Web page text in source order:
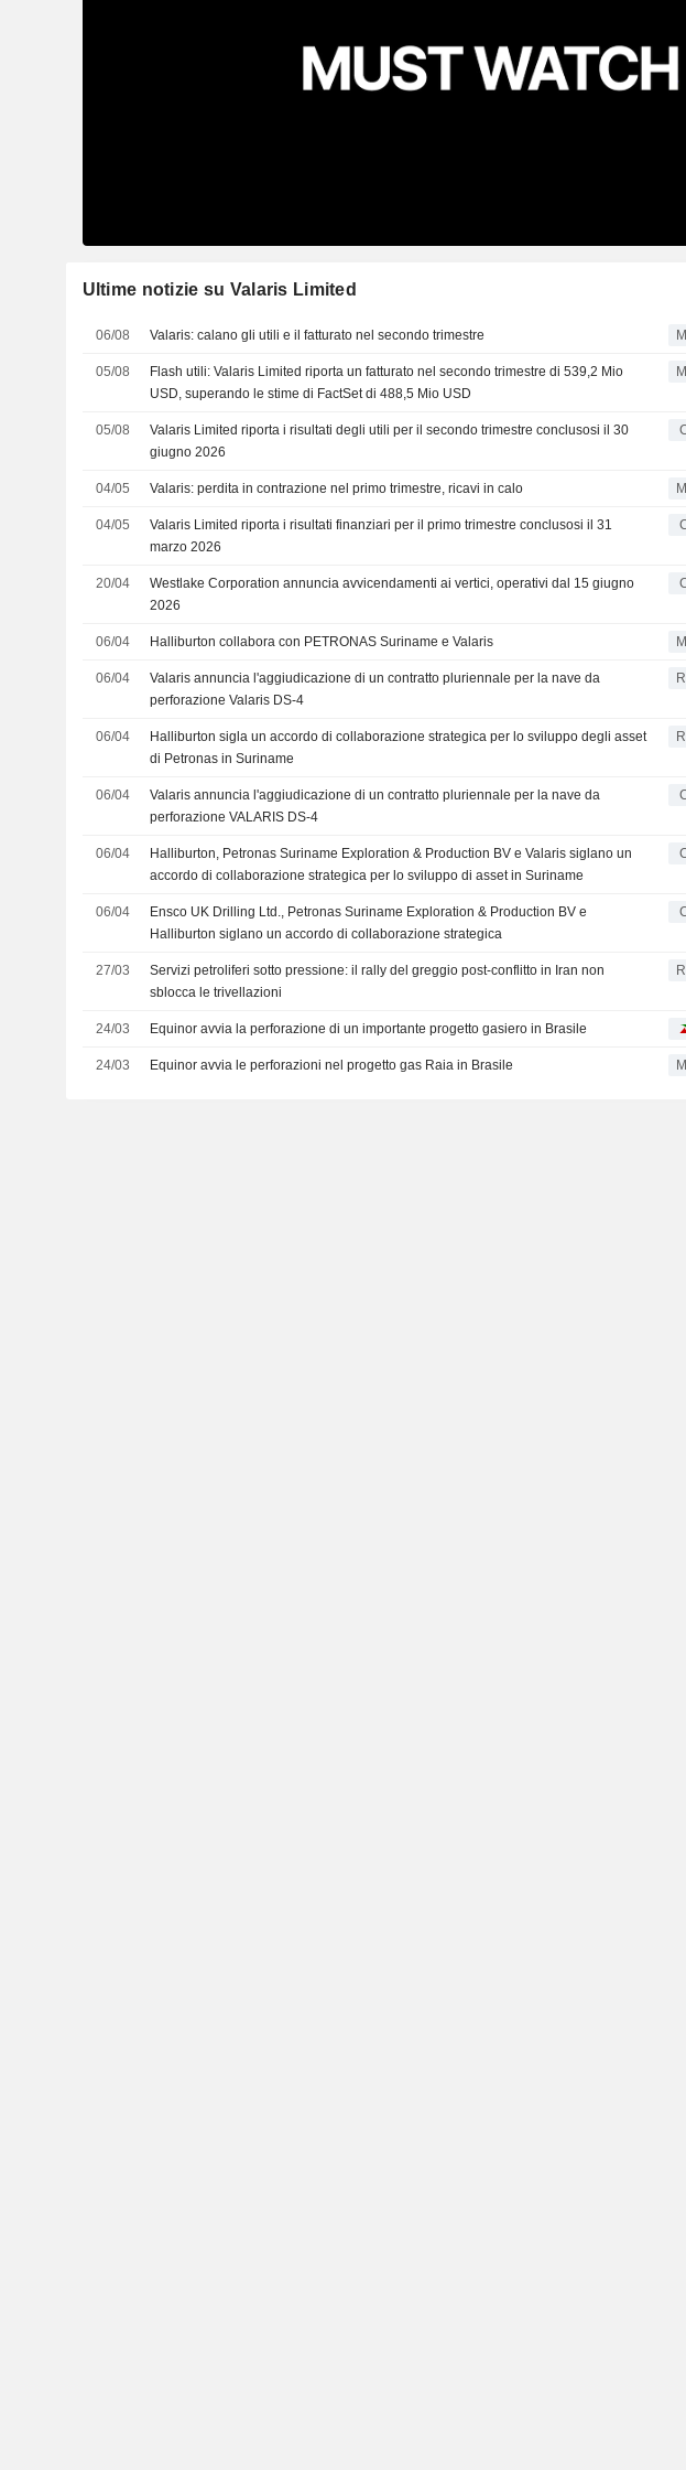
Ultime notizie su Valaris Limited
06/08 Valaris: calano gli utili e il fatturato nel secondo trimestre
05/08
Flash utili: Valaris Limited riporta un fatturato nel secondo trimestre di 539,2 Mio
USD, superando le stime di FactSet di 488,5 Mio USD
05/08
Valaris Limited riporta i risultati degli utili per il secondo trimestre conclusosi il 30
giugno 2026
04/05 Valaris: perdita in contrazione nel primo trimestre, ricavi in calo
04/05
Valaris Limited riporta i risultati finanziari per il primo trimestre conclusosi il 31
marzo 2026
20/04
Westlake Corporation annuncia avvicendamenti ai vertici, operativi dal 15 giugno
2026
06/04 Halliburton collabora con PETRONAS Suriname e Valaris
06/04
Valaris annuncia l'aggiudicazione di un contratto pluriennale per la nave da
perforazione Valaris DS-4
06/04
Halliburton sigla un accordo di collaborazione strategica per lo sviluppo degli asset
di Petronas in Suriname
06/04
Valaris annuncia l'aggiudicazione di un contratto pluriennale per la nave da
perforazione VALARIS DS-4
06/04
Halliburton, Petronas Suriname Exploration & Production BV e Valaris siglano un
accordo di collaborazione strategica per lo sviluppo di asset in Suriname
06/04
Ensco UK Drilling Ltd., Petronas Suriname Exploration & Production BV e
Halliburton siglano un accordo di collaborazione strategica
27/03
Servizi petroliferi sotto pressione: il rally del greggio post-conflitto in Iran non
sblocca le trivellazioni
24/03 Equinor avvia la perforazione di un importante progetto gasiero in Brasile
24/03 Equinor avvia le perforazioni nel progetto gas Raia in Brasile